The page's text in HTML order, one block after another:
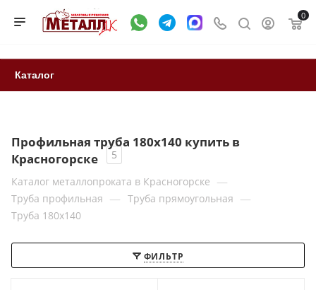
0
Каталог
Профильная труба 180x140 купить в
Красногорске
5
Каталог металлопроката в Красногорске —
Труба профильная — Труба прямоугольная —
Труба 180x140
ФИЛЬТР